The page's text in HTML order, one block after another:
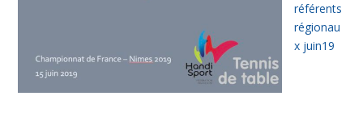
référents
régionau
x juin19